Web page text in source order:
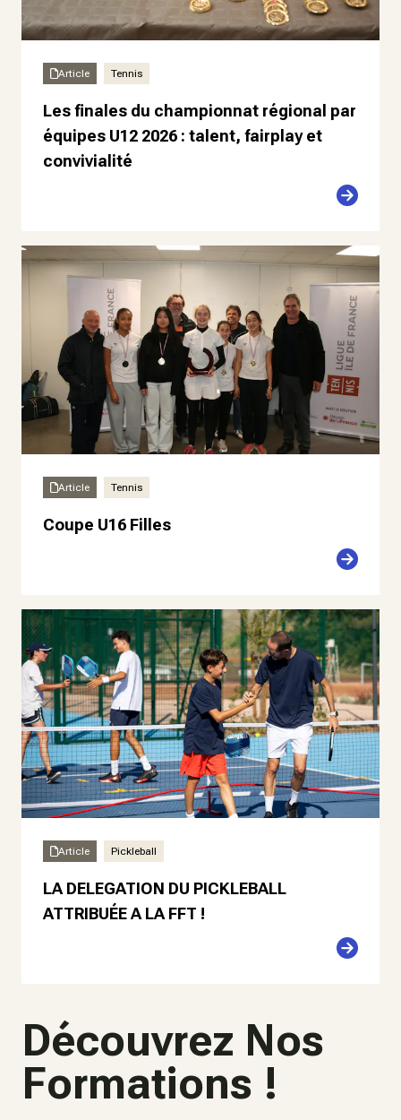
Article Tennis
Les finales du championnat régional par
équipes U12 2026 : talent, fairplay et
convivialité
Article Tennis
Coupe U16 Filles
Article Pickleball
LA DELEGATION DU PICKLEBALL
ATTRIBUÉE A LA FFT !
Découvrez Nos
Formations !